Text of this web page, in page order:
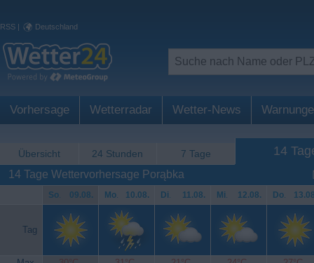
RSS | Deutschland
Vorhersage Wetterradar Wetter-News
Übersicht 24 Stunden 7 Tage 14
14 Tage Wettervorhersage Porąbka
So. 09.08. Mo. 10.08. Di. 11.08. Mi. 12.08. Do.
Tag